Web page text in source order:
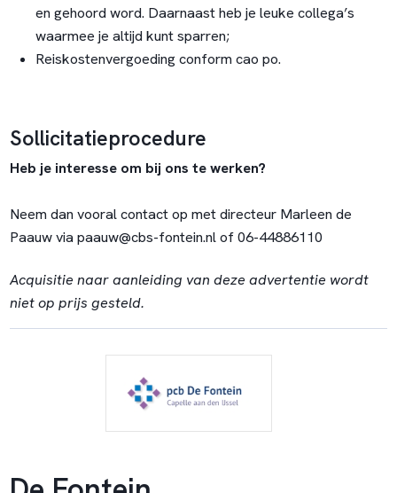
en gehoord word. Daarnaast heb je leuke collega’s
waarmee je altijd kunt sparren;
Reiskostenvergoeding conform cao po.
Sollicitatieprocedure
Heb je interesse om bij ons te werken?
Neem dan vooral contact op met directeur Marleen de
Paauw via paauw@cbs-fontein.nl of 06-44886110
Acquisitie naar aanleiding van deze advertentie wordt
niet op prijs gesteld.